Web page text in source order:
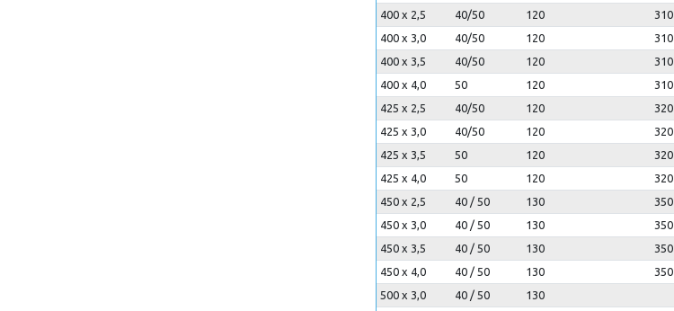
400 x 2,5
40/50 120 310
400 x 3,0
40/50 120 310
400 x 3,5
40/50 120 310
400 x 4,0
50 120 310
425 x 2,5
40/50 120 320
425 x 3,0
40/50 120 320
425 x 3,5
50 120 320
425 x 4,0
50 120 320
450 x 2,5
40 / 50 130 350
450 x 3,0
40 / 50 130 350
450 x 3,5
40 / 50 130 350
450 x 4,0
40 / 50 130 350
500 x 3,0
40 / 50 130